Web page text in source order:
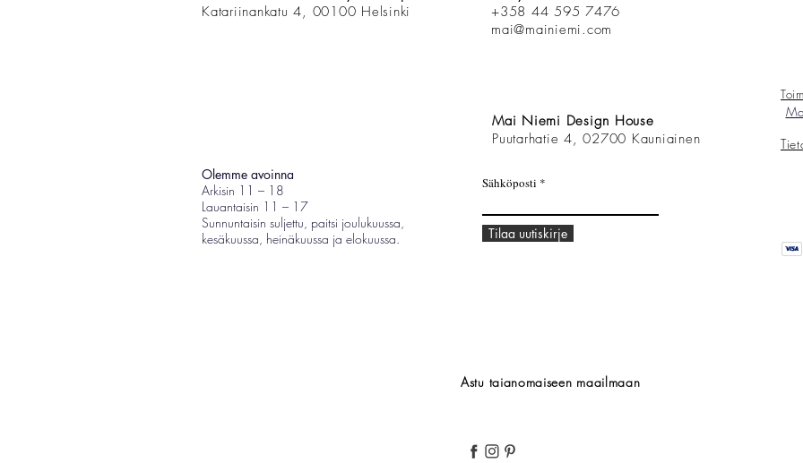
Katariinankatu 4, 00100 Helsinki
+358 44 595 7476
mai@mainiemi.com
Mai Niemi Design House
Puutarhatie 4, 02700 Kauniainen
Olemme avoinna
Arkisin 11 – 18
Lauantaisin 11 – 17
Sunnuntaisin suljettu, paitsi joulukuussa,
kesäkuussa, heinäkuussa ja elokuussa.
Sähköposti
Tilaa uutiskirje
Astu taianomaiseen maailmaan